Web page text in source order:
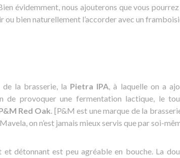
évidemment, nous ajouterons que vous pourrez
ou bien naturellement l’accorder avec un
la brasserie, la Pietra IPA, à laquelle on a
de provoquer une fermentation lactique, le
Red Oak. [P&M est une marque de la
on n’est jamais mieux servis que par soi-
et détonnant est peu agréable en bouche. La